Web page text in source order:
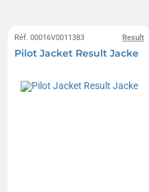
Result
Réf. 00016V0011383
Pilot Jacket Result Jacke